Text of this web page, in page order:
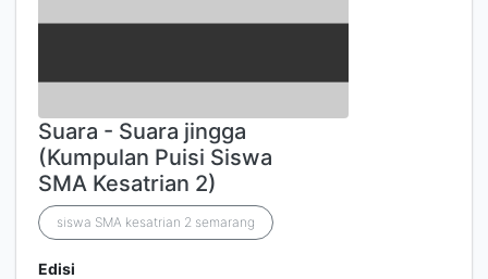
Suara - Suara jingga
(Kumpulan Puisi Siswa
SMA Kesatrian 2)
siswa SMA kesatrian 2 semarang
Edisi